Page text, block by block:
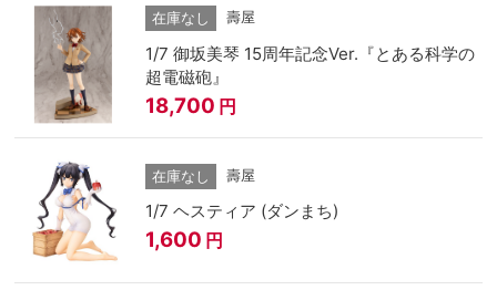
在庫なし 壽屋
1/7 御坂美琴 15周年記念Ver.『とある科学の
超電磁砲』
18,700 円
在庫なし 壽屋
1/7 ヘスティア (ダンまち)
1,600 円